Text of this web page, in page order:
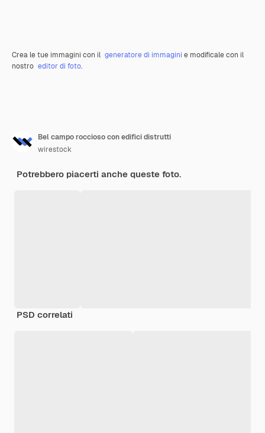
Crea le tue immagini con il generatore di immagini e modificale con il
nostro editor di foto.
Bel campo roccioso con edifici distrutti
wirestock
Potrebbero piacerti anche queste foto.
PSD correlati